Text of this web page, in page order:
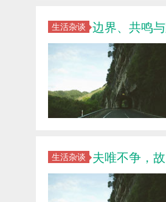
生活杂谈 边界、共鸣
生活杂谈 夫唯不争，